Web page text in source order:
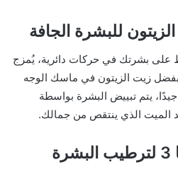
للبشرة الجافة
بشرتك في حركات دائرية، يُمزج
بفضل زيت الزيتون في ماسك الوجه
يتم تبييض البشرة بواسطة
الميت الذي ينتقص من جمالك.
أطباق غنية بالأوميغا 3 لترطيب البشرة